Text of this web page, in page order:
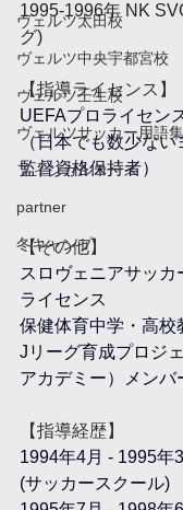
ヴェルツ太田校
ヴェルツ中央宇都宮校
ヴェルツ壬生校
ヴェルツサッカー用語集
フィジカルコース
partner
冬キャンプ
1995-1996年 NK
グ)
【指導ライセンス】
UEFAプロライセン
（日本でも数少ない
監督資格保持者）
【その他】
スロヴェニアサッカ
ライセンス
保健体育中学・高校
Jリーグ育成プロジ
アカデミー）メンバ
【指導経歴】
1994年4月 - 1995年
(サッカースクール)